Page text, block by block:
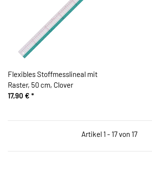
Flexibles Stoffmesslineal mit
Raster, 50 cm, Clover
17,90 € *
Artikel 1 - 17 von 17